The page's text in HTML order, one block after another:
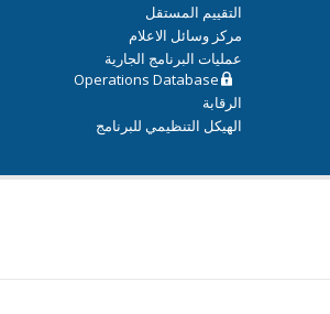
التقييم المستقل
مركز وسائل الاعلام
عمليات البرنامج الجارية
Operations Database
الرقابة
الهيكل التنظيمي للبرنامج